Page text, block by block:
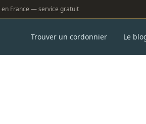
en France — service gratuit
Trouver un cordonnier Le